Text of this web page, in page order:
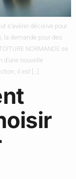
s’avérer décisive pour
la demande pour des
NORMANDE se
nouvelle
il est […]